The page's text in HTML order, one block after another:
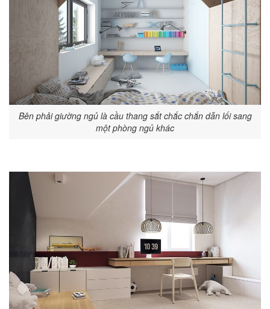
Bên phải giường ngủ là cầu thang sắt chắc chắn dẫn lối sang
một phòng ngủ khác